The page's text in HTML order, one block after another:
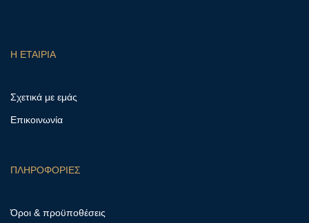
Η ΕΤΑΙΡΙΑ
Σχετικά με εμάς
Επικοινωνία
ΠΛΗΡΟΦΟΡΙΕΣ
Όροι & προϋποθέσεις